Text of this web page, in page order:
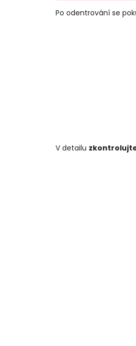
Po odentrování se
V detailu